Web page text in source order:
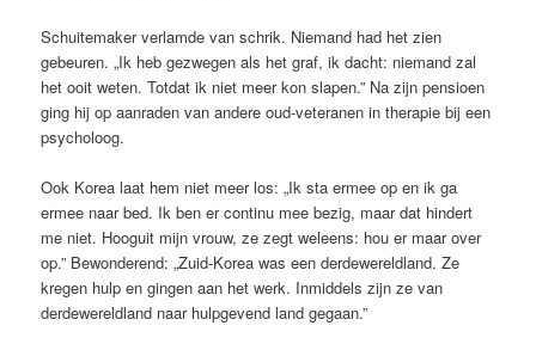
Schuitemaker verlamde van schrik. Niemand had het zien
gebeuren. „Ik heb gezwegen als het graf, ik dacht: niemand zal
het ooit weten. Totdat ik niet meer kon slapen.” Na zijn pensioen
ging hij op aanraden van andere oud-veteranen in therapie bij een
psycholoog.
Ook Korea laat hem niet meer los: „Ik sta ermee op en ik ga
ermee naar bed. Ik ben er continu mee bezig, maar dat hindert
me niet. Hooguit mijn vrouw, ze zegt weleens: hou er maar over
op.” Bewonderend: „Zuid-Korea was een derdewereldland. Ze
kregen hulp en gingen aan het werk. Inmiddels zijn ze van
derdewereldland naar hulpgevend land gegaan.”